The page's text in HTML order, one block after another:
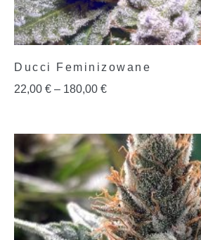
Ducci Feminizowane
22,00 € – 180,00 €